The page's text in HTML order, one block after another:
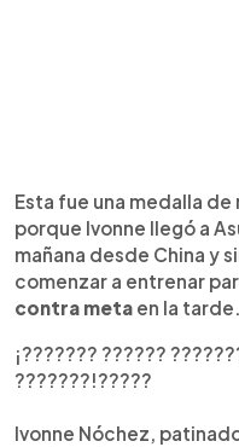
Esta fue una medalla
porque Ivonne llegó a
mañana desde China y
comenzar a entrenar
contra meta en la tarde.
¡??????? ??????
???????!?????
Ivonne Nóchez,